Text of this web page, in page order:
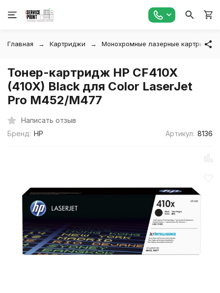
Главная Картриджи Монохромные лазерные картриджи
Тонер-картридж HP CF410X
(410X) Black для Color LaserJet
Pro M452/M477
Написать отзыв
Бренд: HP Артикул: 8136